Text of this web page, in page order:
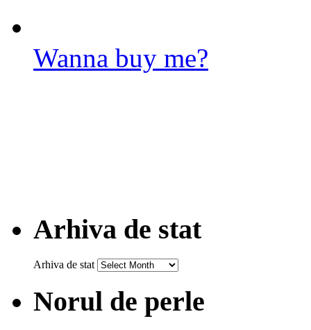
Wanna buy me?
Arhiva de stat
Arhiva de stat
Norul de perle